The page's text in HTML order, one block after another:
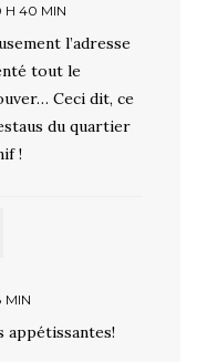
H 40 MIN
l’adresse
tout le
Ceci dit, ce
du quartier
!
MIN
appétissantes!